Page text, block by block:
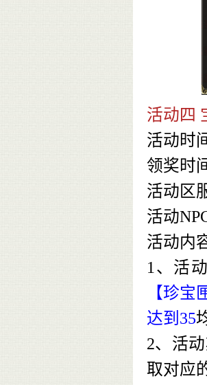
活动四
活动时
领奖时
活动区
活动
活动内
1、活
【珍宝
达到35
2、活
取对应